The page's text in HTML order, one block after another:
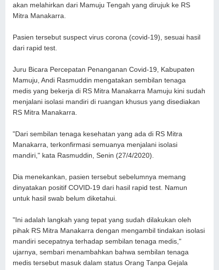
akan melahirkan dari Mamuju Tengah yang dirujuk ke RS
Mitra Manakarra.
Pasien tersebut suspect virus corona (covid-19), sesuai hasil
dari rapid test.
Juru Bicara Percepatan Penanganan Covid-19, Kabupaten
Mamuju, Andi Rasmuddin mengatakan sembilan tenaga
medis yang bekerja di RS Mitra Manakarra Mamuju kini sudah
menjalani isolasi mandiri di ruangan khusus yang disediakan
RS Mitra Manakarra.
"Dari sembilan tenaga kesehatan yang ada di RS Mitra
Manakarra, terkonfirmasi semuanya menjalani isolasi
mandiri," kata Rasmuddin, Senin (27/4/2020).
Dia menekankan, pasien tersebut sebelumnya memang
dinyatakan positif COVID-19 dari hasil rapid test. Namun
untuk hasil swab belum diketahui.
"Ini adalah langkah yang tepat yang sudah dilakukan oleh
pihak RS Mitra Manakarra dengan mengambil tindakan isolasi
mandiri secepatnya terhadap sembilan tenaga medis,"
ujarnya, sembari menambahkan bahwa sembilan tenaga
medis tersebut masuk dalam status Orang Tanpa Gejala